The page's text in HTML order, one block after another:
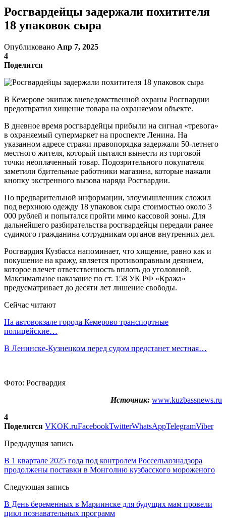
Росгвардейцы задержали похитителя
18 упаковок сыра
Опубликовано Апр 7, 2025
4
Поделится
В Кемерове экипаж вневедомственной охраны Росгвардии
предотвратил хищение товара на охраняемом объекте.
В дневное время росгвардейцы прибыли на сигнал «тревога»
в охраняемый супермаркет на проспекте Ленина. На
указанном адресе стражи правопорядка задержали 50-летнего
местного жителя, который пытался вынести из торговой
точки неоплаченный товар. Подозрительного покупателя
заметили бдительные работники магазина, которые нажали
кнопку экстренного вызова наряда Росгвардии.
По предварительной информации, злоумышленник сложил
под верхнюю одежду 18 упаковок сыра стоимостью около 3
000 рублей и попытался пройти мимо кассовой зоны. Для
дальнейшего разбирательства росгвардейцы передали ранее
судимого гражданина сотрудникам органов внутренних дел.
Росгвардия Кузбасса напоминает, что хищение, равно как и
покушение на кражу, является противоправным деянием,
которое влечет ответственность вплоть до уголовной.
Максимальное наказание по ст. 158 УК РФ «Кража»
предусматривает до десяти лет лишение свободы.
Сейчас читают
На автовокзале города Кемерово транспортные
полицейские…
В Ленинске-Кузнецком перед судом предстанет местная…
Фото: Росгвардия
Источник: www.kuzbassnews.ru
4
Поделится VKOK.ruFacebookTwitterWhatsAppTelegramViber
Предыдущая запись
В 1 квартале 2025 года под контролем Россельхознадзора
продолжены поставки в Монголию кузбасского мороженого
Следующая запись
В День беременных в Мариинске для будущих мам провели
цикл познавательных программ